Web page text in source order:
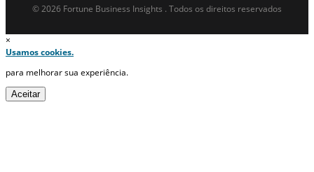
© 2026 Fortune Business Insights . Todos os direitos reservados
×
Usamos cookies.
para melhorar sua experiência.
Aceitar